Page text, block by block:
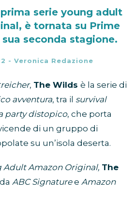
serie young adult
è tornata su Prime
seconda stagione.
- Veronica Redazione
, The Wilds è la serie di
avventura, tra il survival
party distopico, che porta
di un gruppo di
su un’isola deserta.
Adult Amazon Original, The
ABC Signaturee Amazon